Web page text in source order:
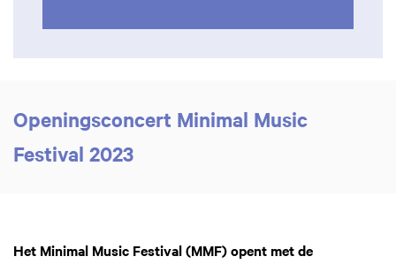
Openingsconcert Minimal Music
Festival 2023
Het Minimal Music Festival (MMF) opent met de